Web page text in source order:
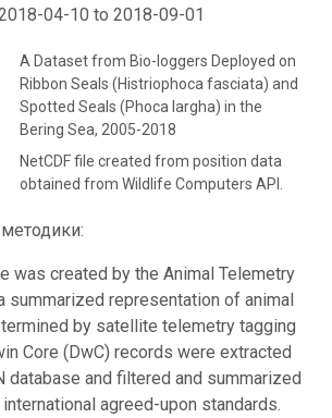
04-10 to 2018-09-01
A Dataset from Bio-loggers Deployed on
Ribbon Seals (Histriophoca fasciata) and
Spotted Seals (Phoca largha) in the
Bering Sea, 2005-2018
NetCDF file created from position data
obtained from Wildlife Computers API.
was created by the Animal Telemetry
summarized representation of animal
by satellite telemetry tagging
Core (DwC) records were extracted
database and filtered and summarized
agreed-upon standards.